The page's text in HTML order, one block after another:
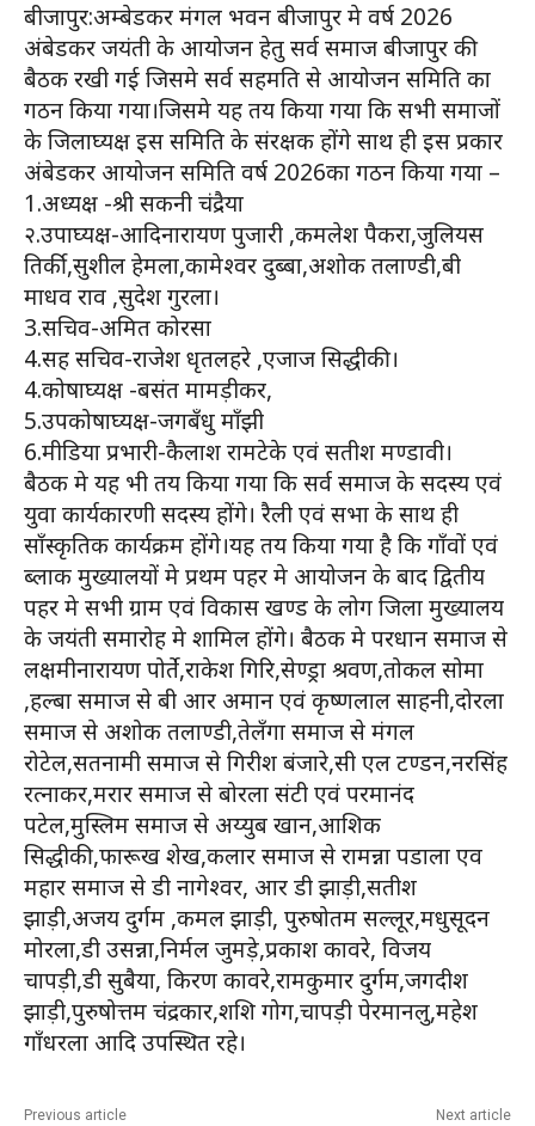
बीजापुर:अम्बेडकर मंगल भवन बीजापुर मे वर्ष 2026
अंबेडकर जयंती के आयोजन हेतु सर्व समाज बीजापुर की
बैठक रखी गई जिसमे सर्व सहमति से आयोजन समिति का
गठन किया गया।जिसमे यह तय किया गया कि सभी समाजों
के जिलाघ्यक्ष इस समिति के संरक्षक होंगे साथ ही इस प्रकार
अंबेडकर आयोजन समिति वर्ष 2026का गठन किया गया –
1.अध्यक्ष -श्री सकनी चंद्रैया
२.उपाघ्यक्ष-आदिनारायण पुजारी ,कमलेश पैकरा,जुलियस
तिर्की,सुशील हेमला,कामेश्वर दुब्बा,अशोक तलाण्डी,बी
माधव राव ,सुदेश गुरला।
3.सचिव-अमित कोरसा
4.सह सचिव-राजेश धृतलहरे ,एजाज सिद्धीकी।
4.कोषाघ्यक्ष -बसंत मामड़ीकर,
5.उपकोषाघ्यक्ष-जगबँधु माँझी
6.मीडिया प्रभारी-कैलाश रामटेके एवं सतीश मण्डावी।
बैठक मे यह भी तय किया गया कि सर्व समाज के सदस्य एवं
युवा कार्यकारणी सदस्य होंगे। रैली एवं सभा के साथ ही
साँस्कृतिक कार्यक्रम होंगे।यह तय किया गया है कि गाँवों एवं
ब्लाक मुख्यालयों मे प्रथम पहर मे आयोजन के बाद द्वितीय
पहर मे सभी ग्राम एवं विकास खण्ड के लोग जिला मुख्यालय
के जयंती समारोह मे शामिल होंगे। बैठक मे परधान समाज से
लक्षमीनारायण पोर्ते,राकेश गिरि,सेण्ड्रा श्रवण,तोकल सोमा
,हल्बा समाज से बी आर अमान एवं कृष्णलाल साहनी,दोरला
समाज से अशोक तलाण्डी,तेलँगा समाज से मंगल
रोटेल,सतनामी समाज से गिरीश बंजारे,सी एल टण्डन,नरसिंह
रत्नाकर,मरार समाज से बोरला संटी एवं परमानंद
पटेल,मुस्लिम समाज से अय्युब खान,आशिक
सिद्धीकी,फारूख शेख,कलार समाज से रामन्ना पडाला एव
महार समाज से डी नागेश्वर, आर डी झाड़ी,सतीश
झाड़ी,अजय दुर्गम ,कमल झाड़ी, पुरुषोतम सल्लूर,मधुसूदन
मोरला,डी उसन्ना,निर्मल जुमड़े,प्रकाश कावरे, विजय
चापड़ी,डी सुबैया, किरण कावरे,रामकुमार दुर्गम,जगदीश
झाड़ी,पुरुषोत्तम चंद्रकार,शशि गोग,चापड़ी पेरमानलु,महेश
गाँधरला आदि उपस्थित रहे।
Previous article Next article